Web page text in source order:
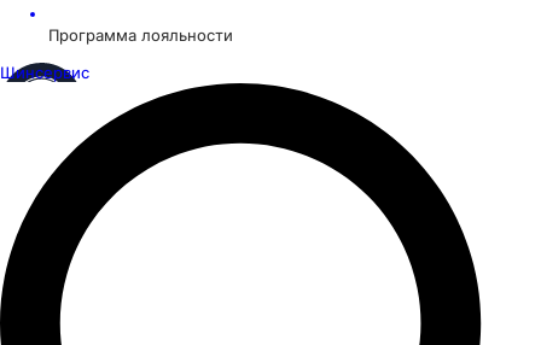
Программа лояльности
Шинсервис